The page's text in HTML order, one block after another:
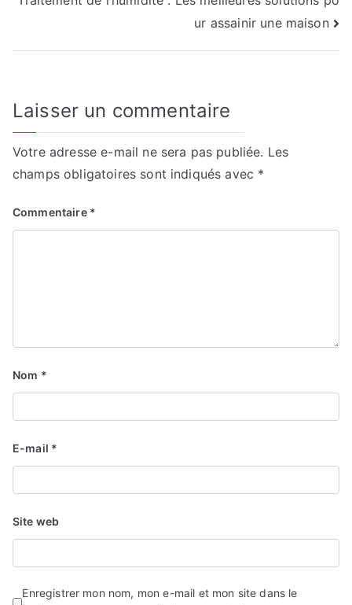
ur assainir une maison
Laisser un commentaire
Votre adresse e-mail ne sera pas publiée. Les
champs obligatoires sont indiqués avec *
Commentaire *
Nom *
E-mail *
Site web
Enregistrer mon nom, mon e-mail et mon site dans le